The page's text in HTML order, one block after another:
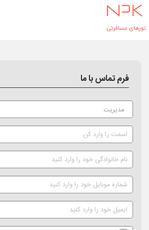
خانه تماس با ما
فرم تماس با ما